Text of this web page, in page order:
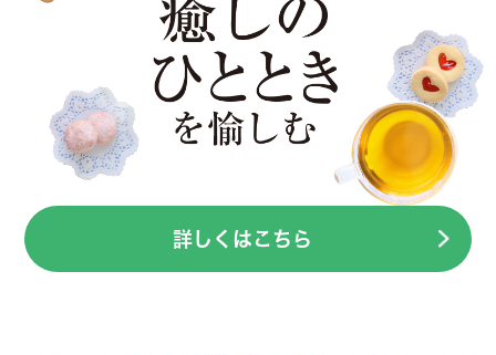
詳しくはこちら